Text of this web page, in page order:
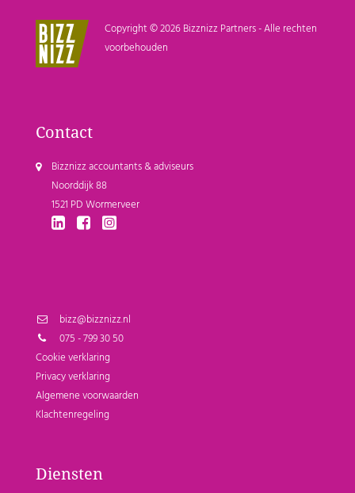
Copyright © 2026 Bizznizz Partners - Alle rechten
voorbehouden
Contact
Bizznizz accountants & adviseurs
Noorddijk 88
1521 PD Wormerveer
bizz@bizznizz.nl
075 - 799 30 50
Cookie verklaring
Privacy verklaring
Algemene voorwaarden
Klachtenregeling
Diensten